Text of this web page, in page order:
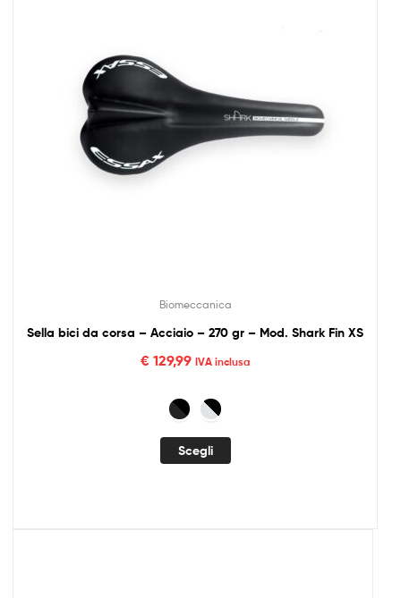
Biomeccanica
Sella bici da corsa – Acciaio – 270 gr – Mod. Shark Fin XS
€129,99 IVA inclusa
Scegli